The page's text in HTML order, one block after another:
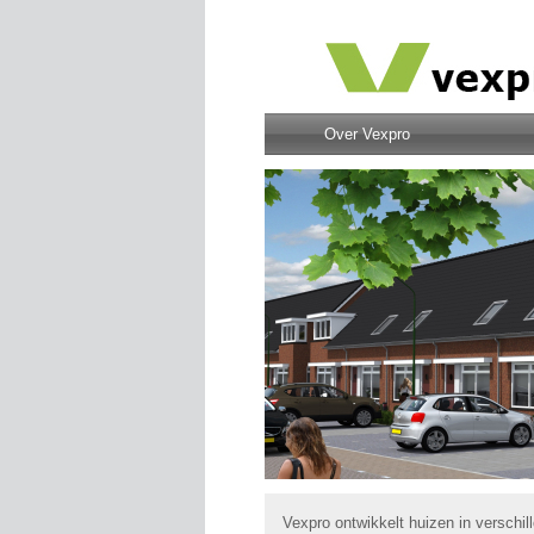
Over Vexpro
Vexpro ontwikkelt huizen in